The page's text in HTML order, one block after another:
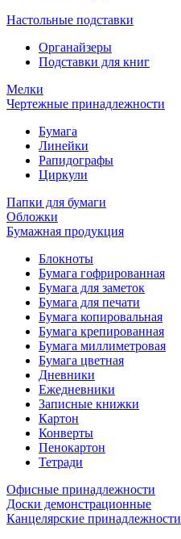
Настольные подставки
Органайзеры
Подставки для книг
Мелки
Чертежные принадлежности
Бумага
Линейки
Рапидографы
Циркули
Папки для бумаги
Обложки
Бумажная продукция
Блокноты
Бумага гофрированная
Бумага для заметок
Бумага для печати
Бумага копировальная
Бумага крепированная
Бумага миллиметровая
Бумага цветная
Дневники
Ежедневники
Записные книжки
Картон
Конверты
Пенокартон
Тетради
Офисные принадлежности
Доски демонстрационные
Канцелярские принадлежности